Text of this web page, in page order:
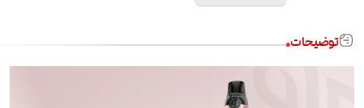
توضیحات